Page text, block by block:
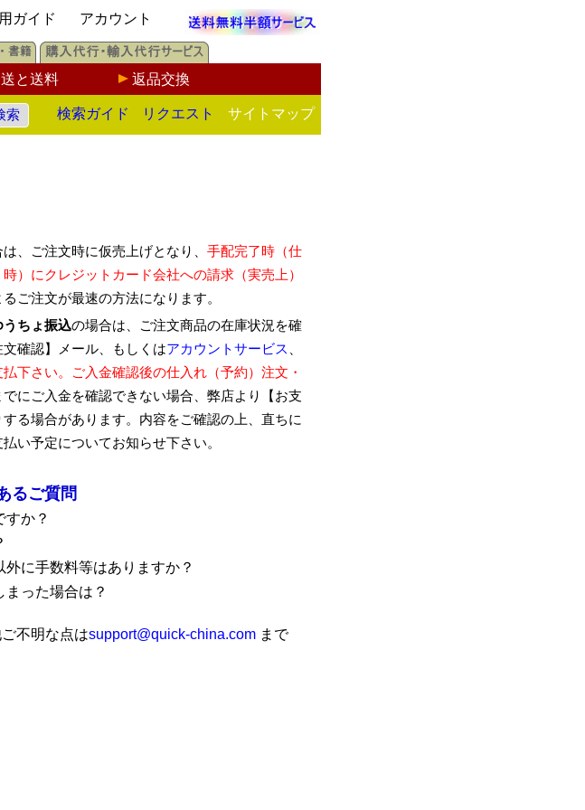
ガイド アカウント
と送料 返品交換
検索ガイド リクエスト サイトマップ
、ご注文時に仮売上げとなり、 手配完了時（仕
）にクレジットカード会社への請求（実売上）
ご注文が最速の方法になります。
ちょ振込の場合は、ご注文商品の在庫状況を確
確認】メール、もしくはアカウントサービス
下さい。ご入金確認後の仕入れ（予約）注文・
でにご入金を確認できない場合、弊店より【お支
る場合があります。内容をご確認の上、直ちに
い予定についてお知らせ下さい。
るご質問
すか？
に手数料等はありますか？
まった場合は？
不明な点はsupport@quick-china.com まで